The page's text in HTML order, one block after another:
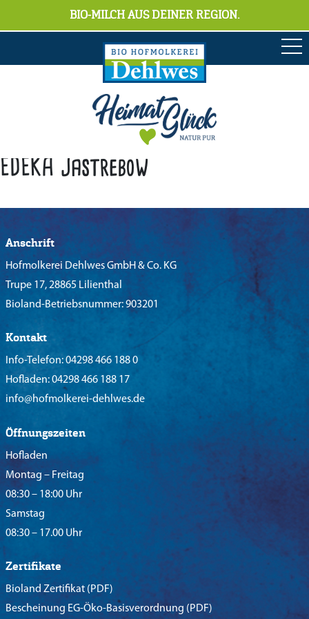
BIO-MILCH AUS DEINER REGION.
EDEKA Jastrebow
Anschrift
Hofmolkerei Dehlwes GmbH & Co. KG
Trupe 17, 28865 Lilienthal
Bioland-Betriebsnummer: 903201
Kontakt
Info-Telefon:04298 466 188 0
Hofladen:04298 466 188 17
info@hofmolkerei-dehlwes.de
Öffnungszeiten
Hofladen
Montag – Freitag
08:30 – 18:00 Uhr
Samstag
08:30 – 17.00 Uhr
Zertifikate
Bioland Zertifikat (PDF)
Bescheinung EG-Öko-Basisverordnung (PDF)